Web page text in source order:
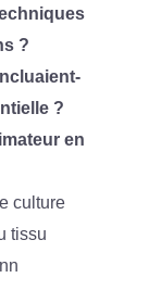
?
?
en
culture
tissu